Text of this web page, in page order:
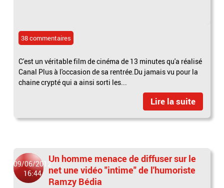
38 commentaires
C'est un véritable film de cinéma de 13 minutes qu'a réalisé
Canal Plus à l'occasion de sa rentrée.Du jamais vu pour la
chaine crypté qui a ainsi sorti les...
Lire la suite
09/06/2012
16:44
Un homme menace de diffuser sur le
net une vidéo "intime" de l'humoriste
Ramzy Bédia